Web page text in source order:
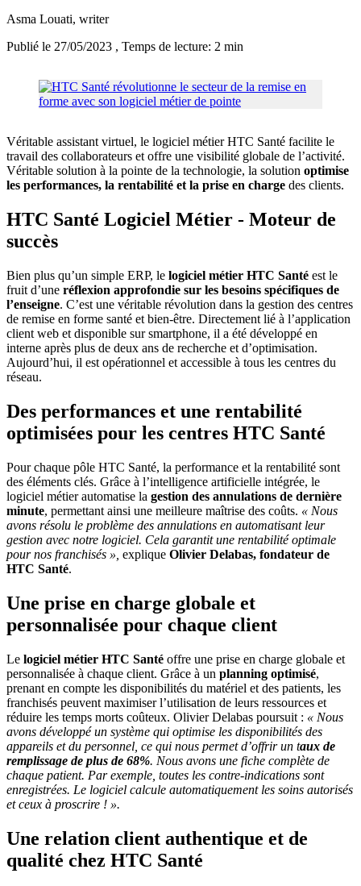
Asma Louati, writer
Publié le 27/05/2023 , Temps de lecture: 2 min
Véritable assistant virtuel, le logiciel métier HTC Santé facilite le
travail des collaborateurs et offre une visibilité globale de l’activité.
Véritable solution à la pointe de la technologie, la solution optimise
les performances, la rentabilité et la prise en charge des clients.
HTC Santé Logiciel Métier - Moteur de
succès
Bien plus qu’un simple ERP, le logiciel métier HTC Santé est le
fruit d’une réflexion approfondie sur les besoins spécifiques de
l’enseigne. C’est une véritable révolution dans la gestion des centres
de remise en forme santé et bien-être. Directement lié à l’application
client web et disponible sur smartphone, il a été développé en
interne après plus de deux ans de recherche et d’optimisation.
Aujourd’hui, il est opérationnel et accessible à tous les centres du
réseau.
Des performances et une rentabilité
optimisées pour les centres HTC Santé
Pour chaque pôle HTC Santé, la performance et la rentabilité sont
des éléments clés. Grâce à l’intelligence artificielle intégrée, le
logiciel métier automatise la gestion des annulations de dernière
minute, permettant ainsi une meilleure maîtrise des coûts. « Nous
avons résolu le problème des annulations en automatisant leur
gestion avec notre logiciel. Cela garantit une rentabilité optimale
pour nos franchisés », explique Olivier Delabas, fondateur de
HTC Santé.
Une prise en charge globale et
personnalisée pour chaque client
Le logiciel métier HTC Santé offre une prise en charge globale et
personnalisée à chaque client. Grâce à un planning optimisé,
prenant en compte les disponibilités du matériel et des patients, les
franchisés peuvent maximiser l’utilisation de leurs ressources et
réduire les temps morts coûteux. Olivier Delabas poursuit : « Nous
avons développé un système qui optimise les disponibilités des
appareils et du personnel, ce qui nous permet d’offrir un taux de
remplissage de plus de 68%. Nous avons une fiche complète de
chaque patient. Par exemple, toutes les contre-indications sont
enregistrées. Le logiciel calcule automatiquement les soins autorisés
et ceux à proscrire ! ».
Une relation client authentique et de
qualité chez HTC Santé